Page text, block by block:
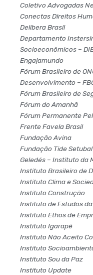
Coletivo Advogadas
Conectas Direitos
Delibera Brasil
Departamento
Socioeconômicos –
Engajamundo
Fórum Brasileiro de
Desenvolvimento –
Fórum Brasileiro de
Fórum do Amanhã
Fórum Permanente
Frente Favela Brasil
Fundação Avina
Fundação Tide Setubal
Geledés – Instituto da
Instituto Brasileiro de
Instituto Clima e
Instituto Construção
Instituto de Estudos da
Instituto Ethos de
Instituto Igarapé
Instituto Não Aceito
Instituto
Instituto Sou da Paz
Instituto Update